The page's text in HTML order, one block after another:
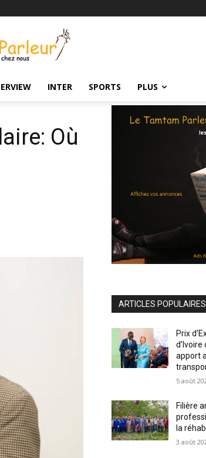
INTER SPORTS PLUS
Où
ARTICLES POPULAIRES
Prix
apport
5 août
Filière
la
3 août